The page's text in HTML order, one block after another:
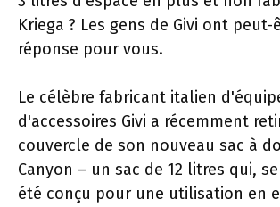
Kriega ? Les gens de Givi ont peut-
réponse pour vous.
Le célèbre fabricant italien
d'accessoires Givi a récemment
couvercle de son nouveau sac à
Canyon – un sac de 12 litres qui,
été conçu pour une utilisation en